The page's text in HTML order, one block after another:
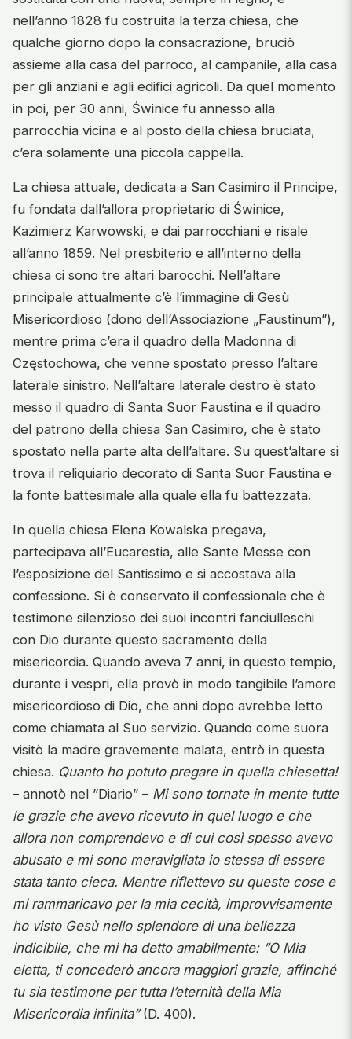
nell’anno 1828 fu costruita la terza chiesa, che
qualche giorno dopo la consacrazione, bruciò
assieme alla casa del parroco, al campanile, alla casa
per gli anziani e agli edifici agricoli. Da quel momento
in poi, per 30 anni, Świnice fu annesso alla
parrocchia vicina e al posto della chiesa bruciata,
c’era solamente una piccola cappella.
La chiesa attuale, dedicata a San Casimiro il Principe,
fu fondata dall’allora proprietario di Świnice,
Kazimierz Karwowski, e dai parrocchiani e risale
all’anno 1859. Nel presbiterio e all’interno della
chiesa ci sono tre altari barocchi. Nell’altare
principale attualmente c’è l’immagine di Gesù
Misericordioso (dono dell’Associazione „Faustinum”),
mentre prima c’era il quadro della Madonna di
Częstochowa, che venne spostato presso l’altare
laterale sinistro. Nell’altare laterale destro è stato
messo il quadro di Santa Suor Faustina e il quadro
del patrono della chiesa San Casimiro, che è stato
spostato nella parte alta dell’altare. Su quest’altare si
trova il reliquiario decorato di Santa Suor Faustina e
la fonte battesimale alla quale ella fu battezzata.
In quella chiesa Elena Kowalska pregava,
partecipava all’Eucarestia, alle Sante Messe con
l’esposizione del Santissimo e si accostava alla
confessione. Si è conservato il confessionale che è
testimone silenzioso dei suoi incontri fanciulleschi
con Dio durante questo sacramento della
misericordia. Quando aveva 7 anni, in questo tempio,
durante i vespri, ella provò in modo tangibile l’amore
misericordioso di Dio, che anni dopo avrebbe letto
come chiamata al Suo servizio. Quando come suora
visitò la madre gravemente malata, entrò in questa
chiesa. Quanto ho potuto pregare in quella chiesetta!
– annotò nel ”Diario” – Mi sono tornate in mente tutte
le grazie che avevo ricevuto in quel luogo e che
allora non comprendevo e di cui così spesso avevo
abusato e mi sono meravigliata io stessa di essere
stata tanto cieca. Mentre riflettevo su queste cose e
mi rammaricavo per la mia cecità, improvvisamente
ho visto Gesù nello splendore di una bellezza
indicibile, che mi ha detto amabilmente: “O Mia
eletta, ti concederò ancora maggiori grazie, affinché
tu sia testimone per tutta l’eternità della Mia
Misericordia infinita”(D. 400).